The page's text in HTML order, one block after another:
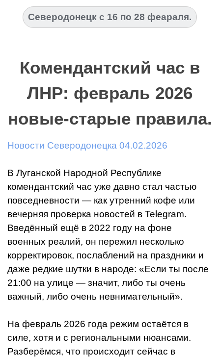
Северодонецк с 16 по 28 феараля.
Комендантский час в
ЛНР: февраль 2026
новые-старые правила.
Новости Северодонецка 04.02.2026
В Луганской Народной Республике
комендантский час уже давно стал частью
повседневности — как утренний кофе или
вечерняя проверка новостей в Telegram.
Введённый ещё в 2022 году на фоне
военных реалий, он пережил несколько
корректировок, послаблений на праздники и
даже редкие шутки в народе: «Если ты после
21:00 на улице — значит, либо ты очень
важный, либо очень невнимательный».
На февраль 2026 года режим остаётся в
силе, хотя и с региональными нюансами.
Разберёмся, что происходит сейчас в